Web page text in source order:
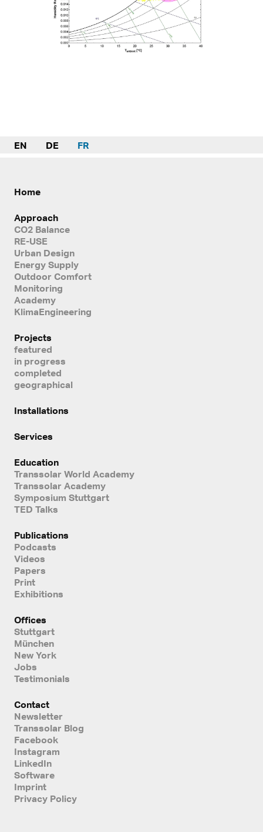
EN DE FR
Home
Approach
CO2 Balance
RE-USE
Urban Design
Energy Supply
Outdoor Comfort
Monitoring
Academy
KlimaEngineering
Projects
featured
in progress
completed
geographical
Installations
Services
Education
Transsolar World Academy
Transsolar Academy
Symposium Stuttgart
TED Talks
Publications
Podcasts
Videos
Papers
Print
Exhibitions
Offices
Stuttgart
München
New York
Jobs
Testimonials
Contact
Newsletter
Transsolar Blog
Facebook
Instagram
LinkedIn
Software
Imprint
Privacy Policy